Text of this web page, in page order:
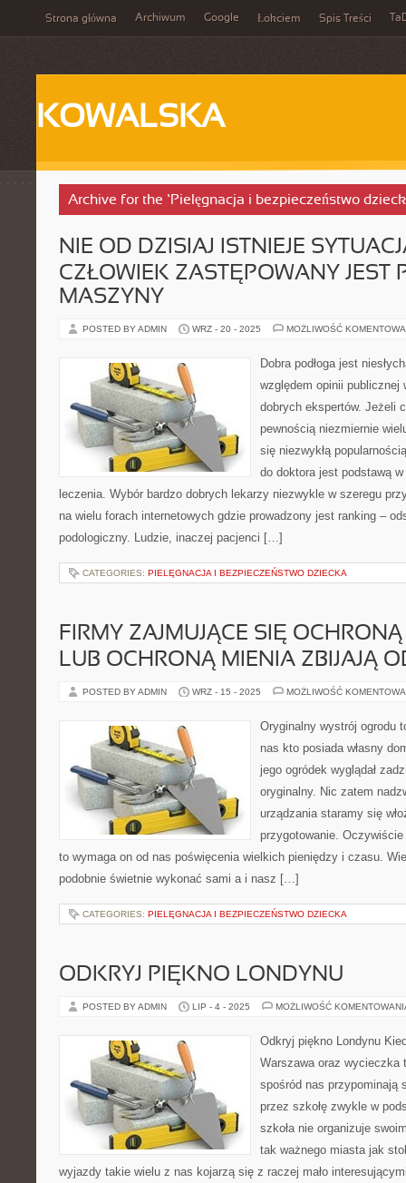
Strona główna Archiwum Google Łokciem Spis Treści
KOWALSKA
Archive for the ‘Pielęgnacja i bezpieczeństwo
NIE OD DZISIAJ ISTNIEJE
CZŁOWIEK ZASTĘPOWANY JEST
MASZYNY
POSTED BY ADMIN WRZ - 20 - 2025 MOŻLIWOŚĆ
Dobra podłoga jest
względem opinii publicznej
dobrych ekspertów. Jeżeli
pewnością niezmiernie
się niezwykłą
do doktora jest podstawą
leczenia. Wybór bardzo dobrych lekarzy niezwykle w szeregu
na wielu forach internetowych gdzie prowadzony jest ranking –
podologiczny. Ludzie, inaczej pacjenci […]
CATEGORIES: PIELĘGNACJA I BEZPIECZEŃSTWO DZIECKA
FIRMY ZAJMUJĄCE SIĘ
LUB OCHRONĄ MIENIA ZBIJAJĄ
POSTED BY ADMIN WRZ - 15 - 2025 MOŻLIWOŚĆ
Oryginalny wystrój ogrodu
nas kto posiada własny
jego ogródek wyglądał
oryginalny. Nic zatem
urządzania staramy się
przygotowanie.
to wymaga on od nas poświęcenia wielkich pieniędzy i czasu.
podobnie świetnie wykonać sami a i nasz […]
CATEGORIES: PIELĘGNACJA I BEZPIECZEŃSTWO DZIECKA
ODKRYJ PIĘKNO LONDYNU
POSTED BY ADMIN LIP - 4 - 2025 MOŻLIWOŚĆ
Odkryj piękno Londynu
Warszawa oraz wycieczka
spośród nas przypominają
przez szkołę zwykle w
szkoła nie organizuje
tak ważnego miasta jak
wyjazdy takie wielu z nas kojarzą się z raczej mało